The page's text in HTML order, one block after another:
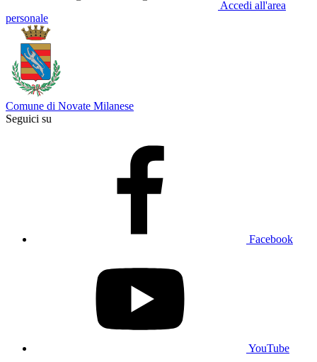
Accedi all'area
personale
Comune di Novate Milanese
Seguici su
Facebook
YouTube